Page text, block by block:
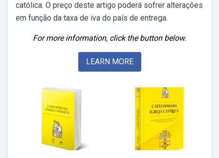
católica. O preço deste artigo poderá sofrer alterações
em função da taxa de iva do país de entrega.
For more information, click the button below.
LEARN MORE